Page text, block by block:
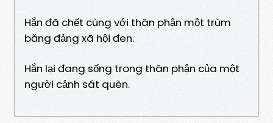
Hắn đã chết cùng với thân phận một trùm
băng đảng xã hội đen.
Hắn lại đang sống trong thân phận của một
người cảnh sát quèn.